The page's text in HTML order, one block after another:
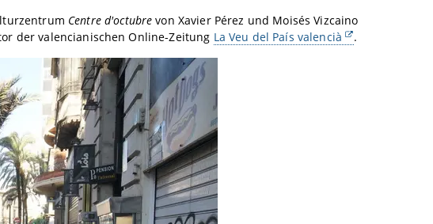
Centre d'octubre von Xavier Pérez und Moisés Vizcaino
der valencianischen Online-Zeitung La Veu del País valencià .